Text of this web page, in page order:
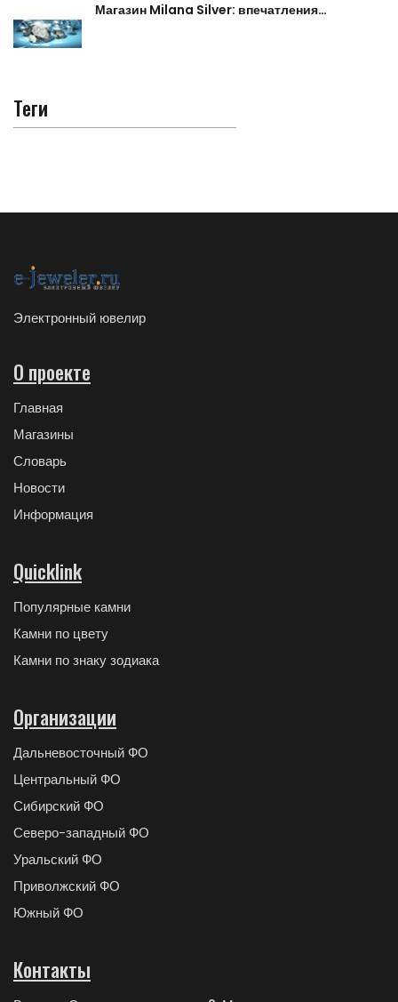
Магазин Milana Silver: впечатления…
Теги
Электронный ювелир
О проекте
Главная
Магазины
Словарь
Новости
Информация
Quicklink
Популярные камни
Камни по цвету
Камни по знаку зодиака
Организации
Дальневосточный ФО
Центральный ФО
Сибирский ФО
Северо-западный ФО
Уральский ФО
Приволжский ФО
Южный ФО
Контакты